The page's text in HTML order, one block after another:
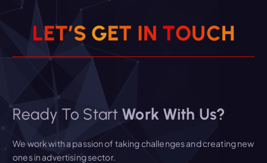
LET’S GET IN TOUCH
Ready To Start Work With Us?
We work with a passion of taking challenges and creating new
ones in advertising sector.